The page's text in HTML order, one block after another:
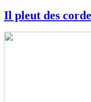
Il pleut des